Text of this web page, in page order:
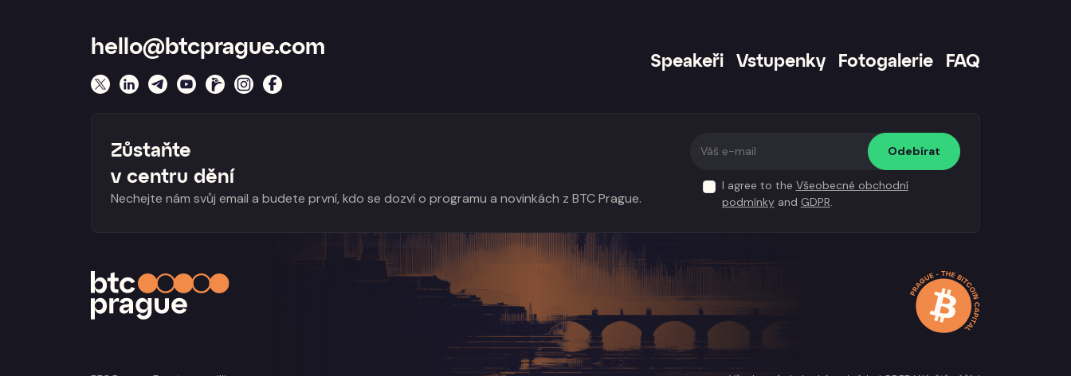
hello@btcprague.com
Speakeři Vstupenky Fotogalerie FAQ
Zůstaňte
v centru dění
Nechejte nám svůj email a budete první, kdo se dozví o programu a novinkách z BTC Prague.
Odebírat
I agree to the Všeobecné obchodní
podmínkyand GDPR.